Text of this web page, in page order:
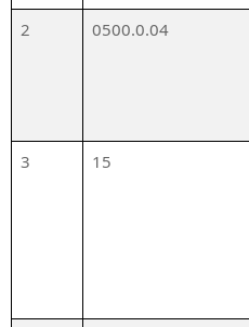
2 0500.0.04
3 15